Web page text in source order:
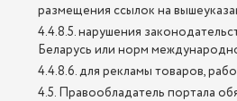
размещения ссылок на
4.4.8.5. нарушения
Беларусь или норм
4.4.8.6. для рекламы товаров,
4.5. Правообладатель портала